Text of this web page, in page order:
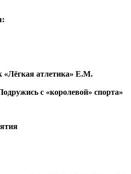
«Лёгкая атлетика» Е.М.
с «королевой» спорта»